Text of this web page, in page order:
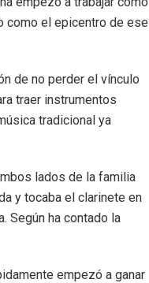
como el epicentro de ese
de no perder el vínculo
traer instrumentos
tradicional ya
lados de la familia
y tocaba el clarinete en
Según ha contado la
empezó a ganar